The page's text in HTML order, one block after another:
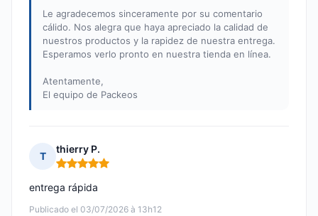
Le agradecemos sinceramente por su comentario
cálido. Nos alegra que haya apreciado la calidad de
nuestros productos y la rapidez de nuestra entrega.
Esperamos verlo pronto en nuestra tienda en línea.
Atentamente,
El equipo de Packeos
T
thierry P.
Nota: 5 de 5
Publicado el 03/07/2026 à 13h12
entrega rápida